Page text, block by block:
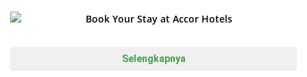
Selengkapnya